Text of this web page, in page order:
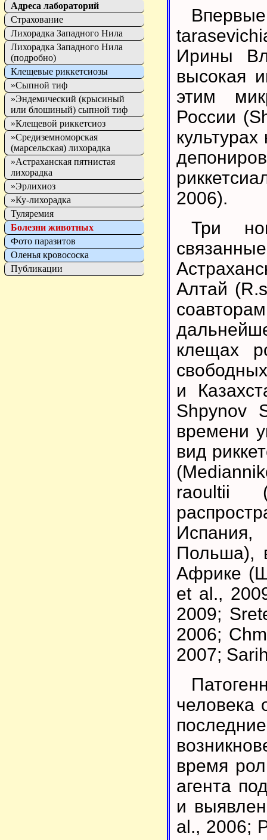
Адреса лабораторий
Страхование
Лихорадка Западного Нила
Лихорадка Западного Нила
(подробно)
Клещевые риккетсиозы
»Сыпной тиф
»Эндемический (крысиный
или блошиный) сыпной тиф
»Клещевой риккетсиоз
»Средиземноморская
(марсельская) лихорадка
»Астраханская пятнистая
лихорадка
»Эрлихиоз
»Ку-лихорадка
Туляремия
Болезни животных
Фото паразитов
Оленья кровососка
Публикации
Ирины
высокая
этим
России
2006).
Три
Алтай
клещах
и
Shpynov
времени
вид
raoultii
Польша),
Африке
et al.,
2009;
2006;
2007;
человека
время
агента
и
al., 2006;